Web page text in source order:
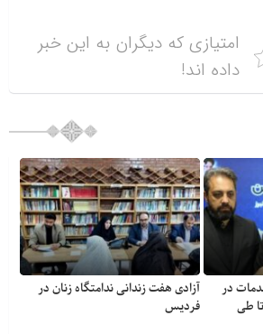
امتیازی که دیگران به این خبر
داده اند!
در
طی
آزادی هفت زندانی ندامتگاه زنان در
فردیس